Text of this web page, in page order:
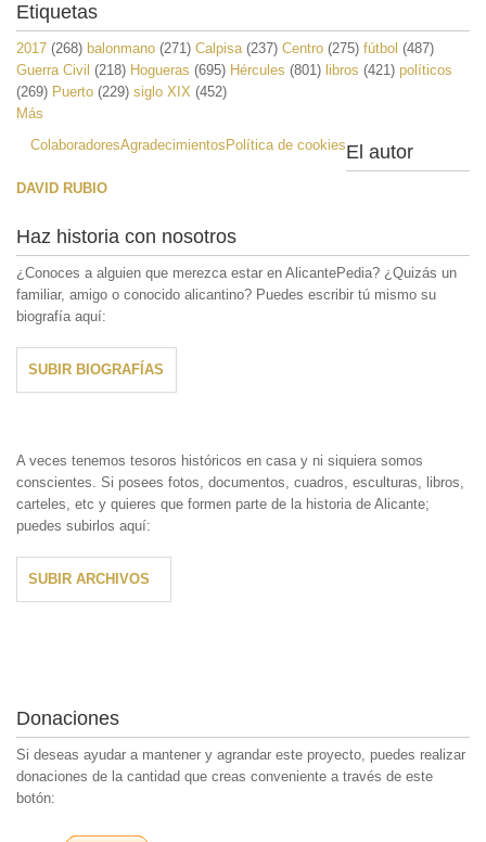
Etiquetas
2017 (268) balonmano (271) Calpisa(237) Centro (275) fútbol (487)
Guerra Civil (218) Hogueras (695) Hércules (801) libros (421) políticos
(269) Puerto (229) siglo XIX (452)
Más
ColaboradoresAgradecimientosPolítica de cookiesEl autor
DAVID RUBIO
Haz historia con nosotros
¿Conoces a alguien que merezca estar en AlicantePedia? ¿Quizás un
familiar, amigo o conocido alicantino? Puedes escribir tú mismo su
biografía aquí:
SUBIR BIOGRAFÍAS
A veces tenemos tesoros históricos en casa y ni siquiera somos
conscientes. Si posees fotos, documentos, cuadros, esculturas, libros,
carteles, etc y quieres que formen parte de la historia de Alicante;
puedes subirlos aquí:
SUBIR ARCHIVOS
Donaciones
Si deseas ayudar a mantener y agrandar este proyecto, puedes realizar
donaciones de la cantidad que creas conveniente a través de este
botón: